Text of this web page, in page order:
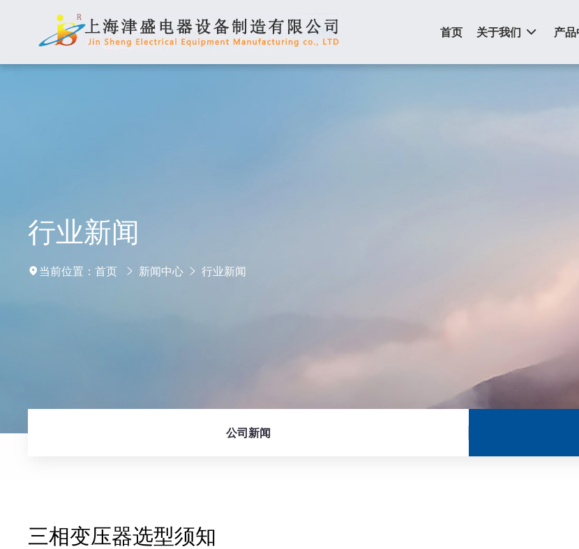
首页 关于我们 产
行业新闻
当前位置：首页 新闻中心 行业新闻
公司新闻
三相变压器选型须知